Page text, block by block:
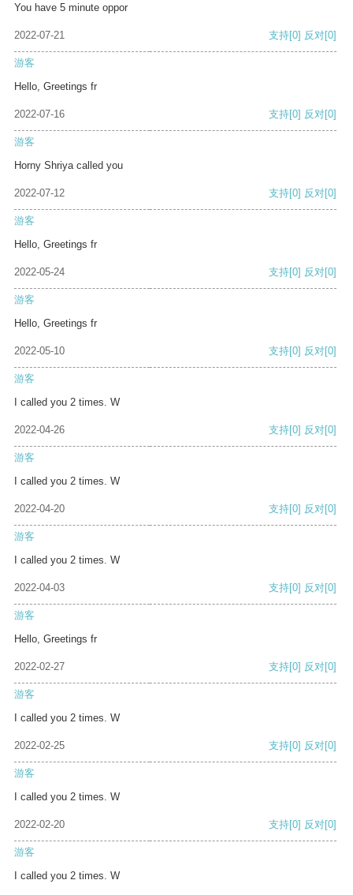
You have 5 minute oppor
2022-07-21 支持[0] 反对[0]
游客
Hello, Greetings fr
2022-07-16 支持[0] 反对[0]
游客
Horny Shriya called you
2022-07-12 支持[0] 反对[0]
游客
Hello, Greetings fr
2022-05-24 支持[0] 反对[0]
游客
Hello, Greetings fr
2022-05-10 支持[0] 反对[0]
游客
I called you 2 times. W
2022-04-26 支持[0] 反对[0]
游客
I called you 2 times. W
2022-04-20 支持[0] 反对[0]
游客
I called you 2 times. W
2022-04-03 支持[0] 反对[0]
游客
Hello, Greetings fr
2022-02-27 支持[0] 反对[0]
游客
I called you 2 times. W
2022-02-25 支持[0] 反对[0]
游客
I called you 2 times. W
2022-02-20 支持[0] 反对[0]
游客
I called you 2 times. W